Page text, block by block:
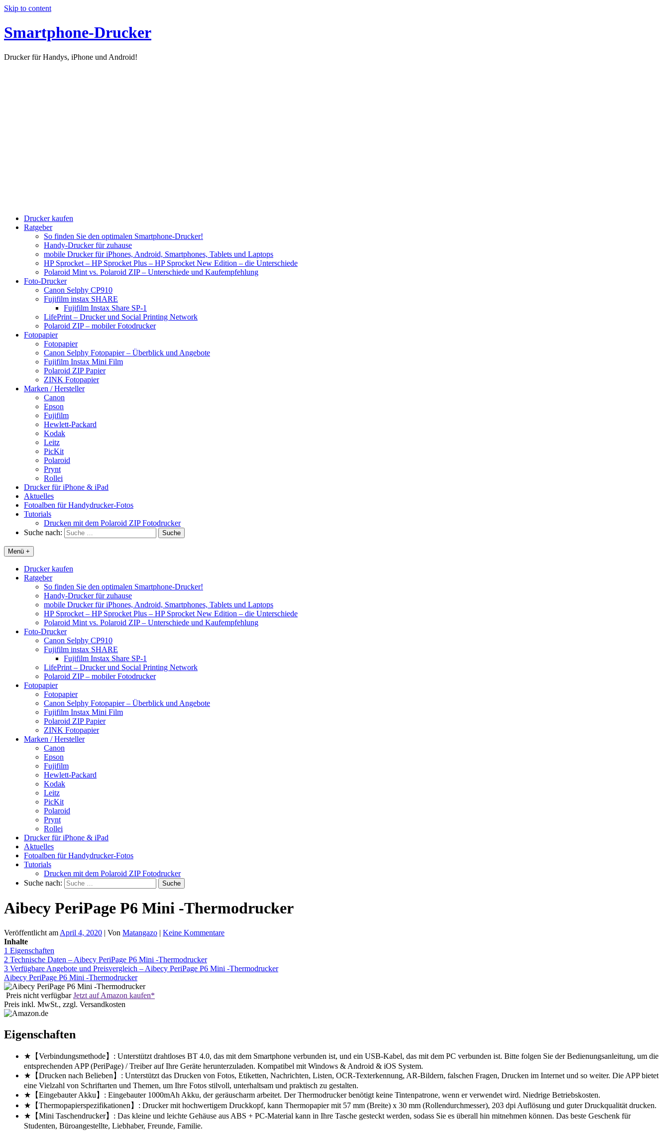
Skip to content
Smartphone-Drucker
Drucker für Handys, iPhone und Android!
Drucker kaufen
Ratgeber
So finden Sie den optimalen Smartphone-Drucker!
Handy-Drucker für zuhause
mobile Drucker für iPhones, Android, Smartphones, Tablets und Laptops
HP Sprocket – HP Sprocket Plus – HP Sprocket New Edition – die Unterschiede
Polaroid Mint vs. Polaroid ZIP – Unterschiede und Kaufempfehlung
Foto-Drucker
Canon Selphy CP910
Fujifilm instax SHARE
Fujifilm Instax Share SP-1
LifePrint – Drucker und Social Printing Network
Polaroid ZIP – mobiler Fotodrucker
Fotopapier
Fotopapier
Canon Selphy Fotopapier – Überblick und Angebote
Fujifilm Instax Mini Film
Polaroid ZIP Papier
ZINK Fotopapier
Marken / Hersteller
Canon
Epson
Fujifilm
Hewlett-Packard
Kodak
Leitz
PicKit
Polaroid
Prynt
Rollei
Drucker für iPhone & iPad
Aktuelles
Fotoalben für Handydrucker-Fotos
Tutorials
Drucken mit dem Polaroid ZIP Fotodrucker
Suche nach:
Menü +
Drucker kaufen
Ratgeber
So finden Sie den optimalen Smartphone-Drucker!
Handy-Drucker für zuhause
mobile Drucker für iPhones, Android, Smartphones, Tablets und Laptops
HP Sprocket – HP Sprocket Plus – HP Sprocket New Edition – die Unterschiede
Polaroid Mint vs. Polaroid ZIP – Unterschiede und Kaufempfehlung
Foto-Drucker
Canon Selphy CP910
Fujifilm instax SHARE
Fujifilm Instax Share SP-1
LifePrint – Drucker und Social Printing Network
Polaroid ZIP – mobiler Fotodrucker
Fotopapier
Fotopapier
Canon Selphy Fotopapier – Überblick und Angebote
Fujifilm Instax Mini Film
Polaroid ZIP Papier
ZINK Fotopapier
Marken / Hersteller
Canon
Epson
Fujifilm
Hewlett-Packard
Kodak
Leitz
PicKit
Polaroid
Prynt
Rollei
Drucker für iPhone & iPad
Aktuelles
Fotoalben für Handydrucker-Fotos
Tutorials
Drucken mit dem Polaroid ZIP Fotodrucker
Suche nach:
Aibecy PeriPage P6 Mini -Thermodrucker
Veröffentlicht am April 4, 2020 | Von Matangazo | Keine Kommentare
Inhalte
1 Eigenschaften
2 Technische Daten – Aibecy PeriPage P6 Mini -Thermodrucker
3 Verfügbare Angebote und Preisvergleich – Aibecy PeriPage P6 Mini -Thermodrucker
Aibecy PeriPage P6 Mini -Thermodrucker
Preis nicht verfügbar Jetzt auf Amazon kaufen*
Preis inkl. MwSt., zzgl. Versandkosten
Eigenschaften
★【Verbindungsmethode】: Unterstützt drahtloses BT 4.0, das mit dem Smartphone verbunden ist, und ein USB-Kabel, das mit dem PC verbunden ist. Bitte folgen Sie der Bedienungsanleitung, um die
entsprechenden APP (PeriPage) / Treiber auf Ihre Geräte herunterzuladen. Kompatibel mit Windows & Android & iOS System.
★【Drucken nach Belieben】: Unterstützt das Drucken von Fotos, Etiketten, Nachrichten, Listen, OCR-Texterkennung, AR-Bildern, falschen Fragen, Drucken im Internet und so weiter. Die APP bietet
eine Vielzahl von Schriftarten und Themen, um Ihre Fotos stilvoll, unterhaltsam und praktisch zu gestalten.
★【Eingebauter Akku】: Eingebauter 1000mAh Akku, der geräuscharm arbeitet. Der Thermodrucker benötigt keine Tintenpatrone, wenn er verwendet wird. Niedrige Betriebskosten.
★【Thermopapierspezifikationen】: Drucker mit hochwertigem Druckkopf, kann Thermopapier mit 57 mm (Breite) x 30 mm (Rollendurchmesser), 203 dpi Auflösung und guter Druckqualität drucken.
★【Mini Taschendrucker】: Das kleine und leichte Gehäuse aus ABS + PC-Material kann in Ihre Tasche gesteckt werden, sodass Sie es überall hin mitnehmen können. Das beste Geschenk für
Studenten, Büroangestellte, Liebhaber, Freunde, Familie.